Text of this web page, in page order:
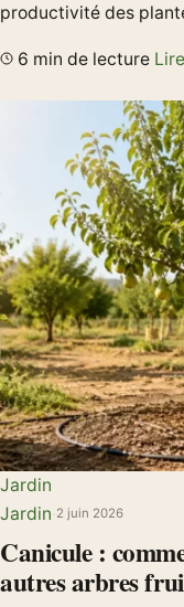
productivité des
6 min de lecture
Jardin
Jardin 2 juin 2026
Canicule :
autres arbres